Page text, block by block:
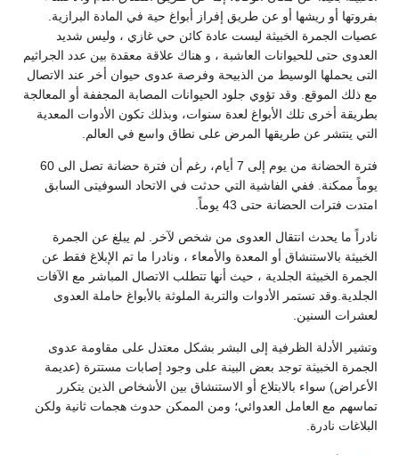
بفروتها أو ريشها أو عن طريق إفراز أبواغ حية في المادة البرازية.
عصيات الجمرة الخبيثة ليست عادة كائن حي غازي ، وليس شديد
العدوى حتى للحيوانات العاشبة ، و هناك علاقة معقدة بين عدد الجراثيم
التى يحملها الوسيط من الذبيحة وفرصة عدوى حيوان أخر عند الاتصال
مع ذلك الموقع. وقد تؤوي جلود الحيوانات المصابة المجففة أو المعالجة
بطريقة أخرى تلك الأبواغ لعدة سنوات، وبذلك تكون الأدوات المعدية
التي ينتشر عن طريقها المرض على نطاق واسع في العالم.
فترة الحضانة من يوم إلى 7 أيام، رغم أن فترة حضانة تصل الى 60
يوماً ممكنة. ففي الفاشية التي حدثت في الاتحاد السوفيتى السابق
امتدت فترات الحضانة حتى 43 يوماً.
نادراً ما يحدث انتقال العدوى من شخص لآخر. لم يبلغ عن الجمرة
الخبيثة بالاستنشاق أو المعدة والأمعاء ، ونادرا ما تم الإبلاغ فقط عن
الجمرة الخبيثة الجلدية ، حيث أنها تتطلب الاتصال المباشر مع الآفات
الجلدية.وقد تستمر الأدوات والتربة الملوثة بالأبواغ حاملة العدوى
لعشرات السنين.
وتشير الأدلة الظرفية إلى البشر بشكل معتدل على مقاومة عدوى
الجمرة الخبيثة توجد بعض البينة على وجود إصابات مستترة (عديمة
الأعراض) سواء بالابتلاع أو الاستنشاق بين الأشخاص الذين يتكرر
تماسهم مع العامل العدوائي؛ ومن الممكن حدوث هجمات ثانية ولكن
البلاغات نادرة.